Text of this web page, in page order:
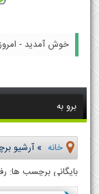
خوش آمدید - امروز : جمعه
خانه »آرشیو
بایگانی برچسب ها: